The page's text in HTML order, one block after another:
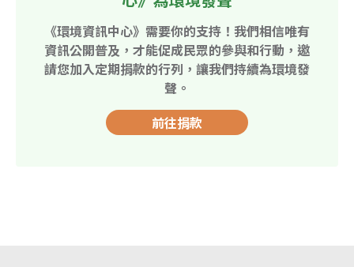
《環境資訊中心》需要你的支持！我們相信唯有
資訊公開普及，才能促成民眾的參與和行動，邀
請您加入定期捐款的行列，讓我們持續為環境發
聲。
前往捐款